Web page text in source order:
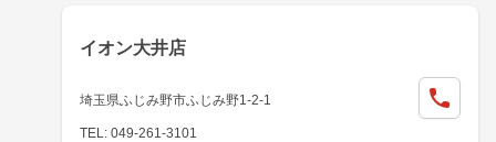
イオン大井店
埼玉県ふじみ野市ふじみ野1-2-1
TEL: 049-261-3101